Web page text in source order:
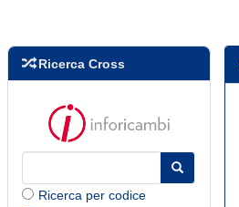
Ricerca Cross
Ricerca per codice